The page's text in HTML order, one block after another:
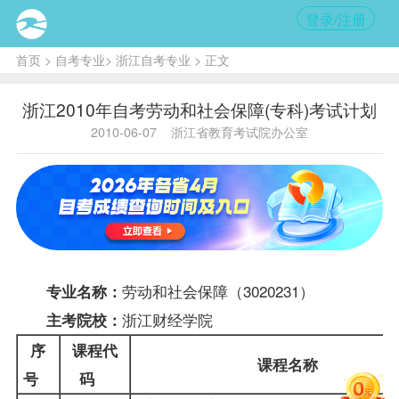
登录/注册
首页> 自考专业> 浙江自考专业 > 正文
浙江2010年自考劳动和社会保障(专科)考试计划
2010-06-07 浙江省教育考试院办公室
专业名称： 劳动和社会保障（3020231）
主考院校： 浙江财经学院
序
号
课程代
码
课程名称